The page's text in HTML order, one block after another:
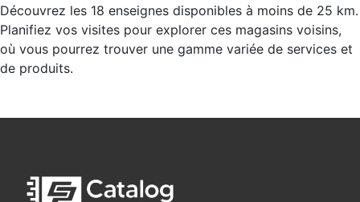
Découvrez les 18 enseignes disponibles à moins de 25 km.
Planifiez vos visites pour explorer ces magasins voisins,
où vous pourrez trouver une gamme variée de services et
de produits.